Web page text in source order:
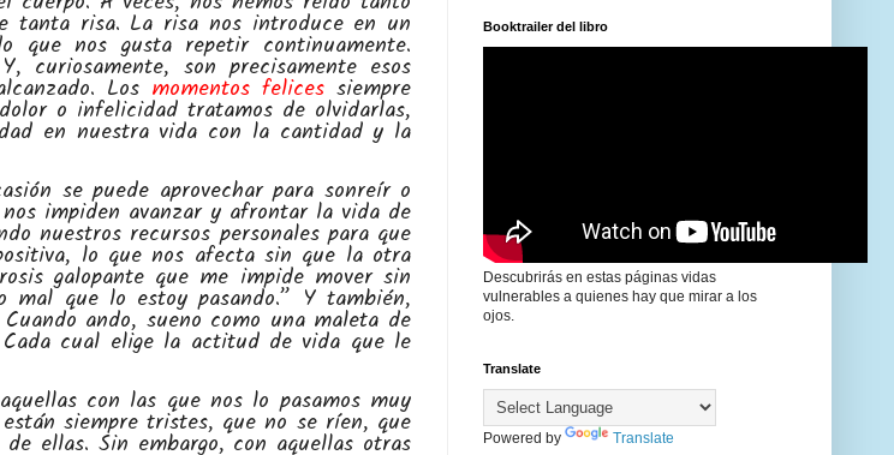
tanta risa. La risa nos introduce en un
que nos gusta repetir continuamente.
curiosamente, son precisamente esos
Los momentos felices siempre
o infelicidad tratamos de olvidarlas,
en nuestra vida con la cantidad y la
se puede aprovechar para sonreír o
impiden avanzar y afrontar la vida de
nuestros recursos personales para que
lo que nos afecta sin que la otra
galopante que me impide mover sin
que lo estoy pasando.” Y también,
ando, sueno como una maleta de
cual elige la actitud de vida que le
con las que nos lo pasamos muy
siempre tristes, que no se ríen, que
ellas. Sin embargo, con aquellas otras
Booktrailer del libro
Descubrirás en estas páginas vidas
vulnerables a quienes hay que mirar a los
ojos.
Translate
Powered by Translate